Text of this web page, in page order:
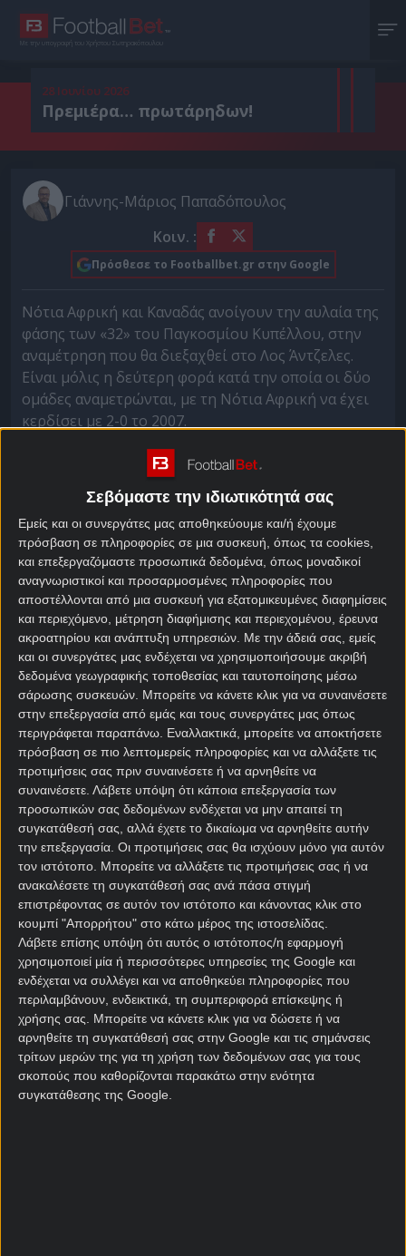
Σεβόμαστε την ιδιωτικότητά σας
Εμείς και οι συνεργάτες μας αποθηκεύουμε και/ή έχουμε
πρόσβαση σε πληροφορίες σε μια συσκευή, όπως τα cookies,
και επεξεργαζόμαστε προσωπικά δεδομένα, όπως μοναδικοί
αναγνωριστικοί και προσαρμοσμένες πληροφορίες που
αποστέλλονται από μια συσκευή για εξατομικευμένες διαφημίσεις
και περιεχόμενο, μέτρηση διαφήμισης και περιεχομένου, έρευνα
ακροατηρίου και ανάπτυξη υπηρεσιών. Με την άδειά σας, εμείς
και οι συνεργάτες μας ενδέχεται να χρησιμοποιήσουμε ακριβή
δεδομένα γεωγραφικής τοποθεσίας και ταυτοποίησης μέσω
σάρωσης συσκευών. Μπορείτε να κάνετε κλικ για να συναινέσετε
στην επεξεργασία από εμάς και τους συνεργάτες μας όπως
περιγράφεται παραπάνω. Εναλλακτικά, μπορείτε να αποκτήσετε
πρόσβαση σε πιο λεπτομερείς πληροφορίες και να αλλάξετε τις
προτιμήσεις σας πριν συναινέσετε ή να αρνηθείτε να
συναινέσετε. Λάβετε υπόψη ότι κάποια επεξεργασία των
προσωπικών σας δεδομένων ενδέχεται να μην απαιτεί τη
συγκατάθεσή σας, αλλά έχετε το δικαίωμα να αρνηθείτε αυτήν
την επεξεργασία. Οι προτιμήσεις σας θα ισχύουν μόνο για αυτόν
τον ιστότοπο. Μπορείτε να αλλάξετε τις προτιμήσεις σας ή να
ανακαλέσετε τη συγκατάθεσή σας ανά πάσα στιγμή
επιστρέφοντας σε αυτόν τον ιστότοπο και κάνοντας κλικ στο
κουμπί "Απορρήτου" στο κάτω μέρος της ιστοσελίδας.
Λάβετε επίσης υπόψη ότι αυτός ο ιστότοπος/η εφαρμογή
χρησιμοποιεί μία ή περισσότερες υπηρεσίες της Google και
ενδέχεται να συλλέγει και να αποθηκεύει πληροφορίες που
περιλαμβάνουν, ενδεικτικά, τη συμπεριφορά επίσκεψης ή
χρήσης σας. Μπορείτε να κάνετε κλικ για να δώσετε ή να
αρνηθείτε τη συγκατάθεσή σας στην Google και τις σημάνσεις
τρίτων μερών της για τη χρήση των δεδομένων σας για τους
σκοπούς που καθορίζονται παρακάτω στην ενότητα
συγκατάθεσης της Google.
Με την υπογραφή του Χρήστου Σωτηρακόπουλου
28 Ιουνίου 2026
Πρεμιέρα… πρωτάρηδων!
Γιάννης-Μάριος Παπαδόπουλος
Κοιν. :
Πρόσθεσε το Footballbet.gr στην Google
Νότια Αφρική και Καναδάς ανοίγουν την αυλαία της
φάσης των «32» του Παγκοσμίου Κυπέλλου, στην
αναμέτρηση που θα διεξαχθεί στο Λος Άντζελες.
Είναι μόλις η δεύτερη φορά κατά την οποία οι δύο
ομάδες αναμετρώνται, με τη Νότια Αφρική να έχει
κερδίσει με 2-0 το 2007.
Νότια Αφρική – Καναδάς
στοίχημα
Σε ηλικία 74 ετών, ο Χούγκο Μπρους θα γίνει ο
γηραιότερος προπονητής που θα κοουτσάρει αγώνα
νοκ άουτ στοΠαγκόσμιο Κύπελλο, στο τελευταίο
του τουρνουά πριν από τη συνταξιοδότησή του. Η
νίκη των «Bafana Bafana» την τρίτη αγωνιστική επί
της Νότιας Κορέας διέκοψε το αρνητικό σερί των
επτά αγώνων στοκουπόνι στοιχήματοςδίχως νίκη.
Η Νότια Αφρική έχει σκοράρει έως ένα γκολ στα
οκτώ τελευταία της παιχνίδια, ενώ έξι από τα επτά
πρόσφατα παιχνίδια της ήταν under 2,5 γκολ.
Ο Καναδάς σήμερα θα γίνει η πρώτη διοργανώτρια
χώρα Παγκοσμίου Κυπέλλου που θα παίξει αγώνα
εκτός των συνόρων της! Η ήττα με 2-1 από την
Ελβετία στον τελευταίο αγώνα του ομίλου, άφησε
εκτός της κορυφής του Β’ Ομίλου τους Καναδάς και
έθεσε τέλος σε μια σειρά δέκα αγώνων χωρίς ήττα
που ξεκινούσε από τον Οκτώβριο του 2025.
Ο Καναδάς έχει χάσει και τις δύο προηγούμενες
επίσημες αναμετρήσεις του με αντιπάλους από την
Αφρική, μία εκ των οποίων ήταν εναντίον του
Μαρόκου στο Παγκόσμιο Κύπελλο του 2022. Σε δέκα
από τα 13 τελευταία παιχνίδια του Καναδά
σημειώθηκαν λιγότερα από 2,5 γκολ.
Μονόδρομος, με βάση τα προαναφερθέντα είναι το
under 2,5 στην αποψινή πρώτη αναμέτρηση της